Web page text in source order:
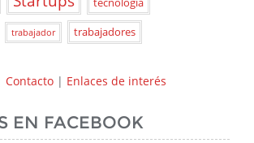
trabajador trabajadores
Contacto | Enlaces de interés
EN FACEBOOK